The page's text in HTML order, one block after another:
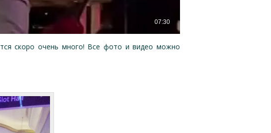
скоро очень много! Все фото и видео можно